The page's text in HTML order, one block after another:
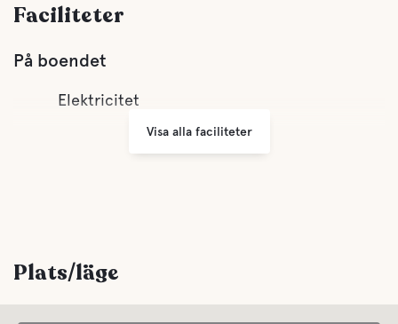
Faciliteter
På boendet
Elektricitet
Visa alla faciliteter
Plats/läge